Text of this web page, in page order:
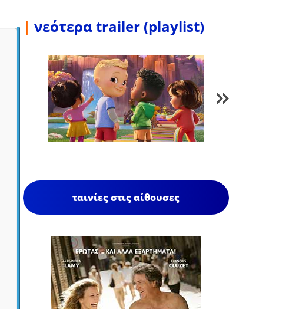
| νεότερα trailer (playlist)
1/85
ταινίες στις αίθουσες